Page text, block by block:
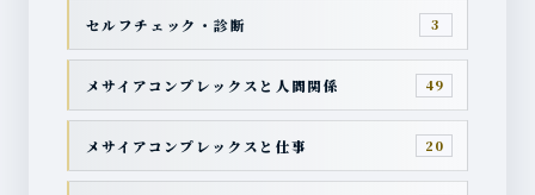
セルフチェック・診断 3
メサイアコンプレックスと人間関係 49
メサイアコンプレックスと仕事 20